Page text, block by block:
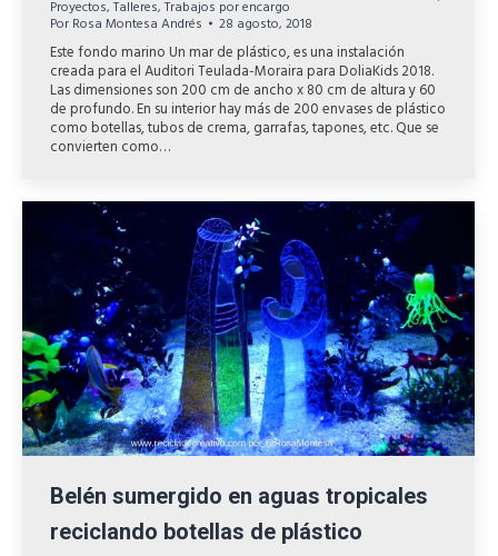
Proyectos,Talleres,Trabajos por encargo
Por Rosa Montesa Andrés 28 agosto, 2018
Este fondo marino Un mar de plástico, es una instalación
creada para el Auditori Teulada-Moraira para DoliaKids 2018.
Las dimensiones son 200 cm de ancho x 80 cm de altura y 60
de profundo. En su interior hay más de 200 envases de plástico
como botellas, tubos de crema, garrafas, tapones, etc. Que se
convierten como…
Belén sumergido en aguas tropicales
reciclando botellas de plástico